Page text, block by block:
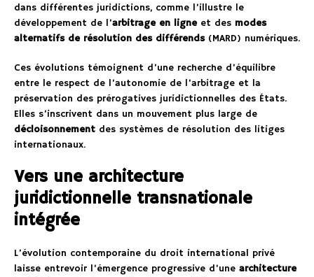
dans différentes juridictions, comme l’illustre le
développement de l’arbitrage en ligneet des modes
alternatifs de résolution des différends(MARD) numériques.
Ces évolutions témoignent d’une recherche d’équilibre
entre le respect de l’autonomie de l’arbitrage et la
préservation des prérogatives juridictionnelles des États.
Elles s’inscrivent dans un mouvement plus large de
décloisonnement des systèmes de résolution des litiges
internationaux.
Vers une architecture
juridictionnelle transnationale
intégrée
L’évolution contemporaine du droit international privé
laisse entrevoir l’émergence progressive d’une architecture